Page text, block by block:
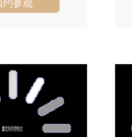
中央公园
行业内客户满意度的
在产品和服务商超越
带来生活方式的改
约参观